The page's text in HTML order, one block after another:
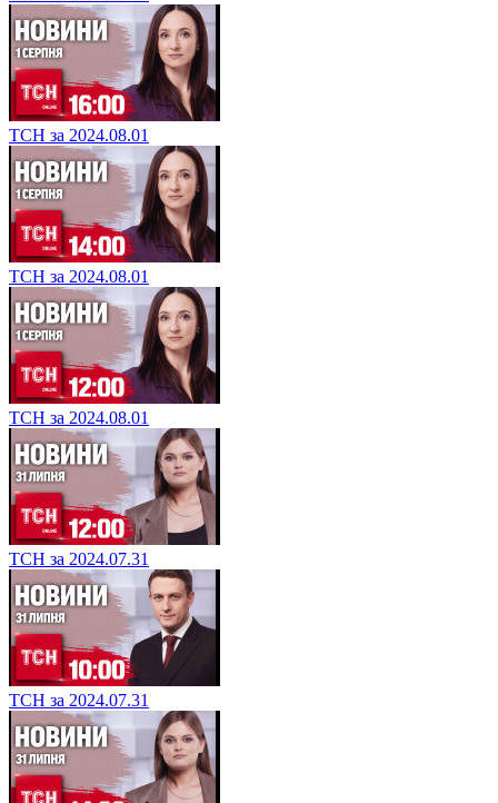
ТСН за 2024.08.01
ТСН за 2024.08.01
ТСН за 2024.08.01
ТСН за 2024.07.31
ТСН за 2024.07.31